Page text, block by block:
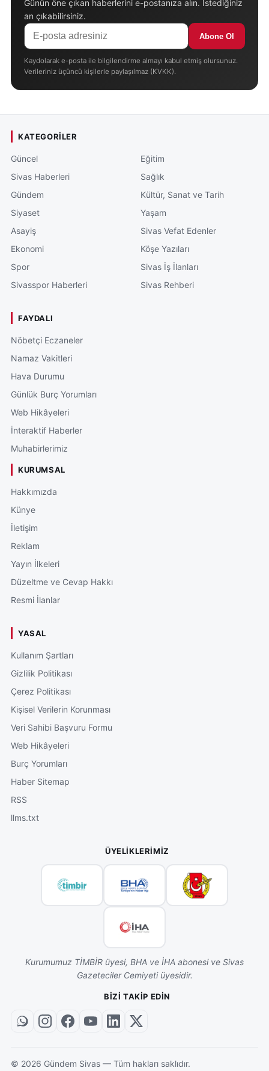
Günün öne çıkan haberlerini e-postanıza alın. İstediğiniz
an çıkabilirsiniz.
Abone Ol
Kaydolarak e-posta ile bilgilendirme almayı kabul etmiş olursunuz.
Verileriniz üçüncü kişilerle paylaşılmaz (KVKK).
KATEGORILER
Güncel
Sivas Haberleri
Gündem
Siyaset
Asayiş
Ekonomi
Spor
Sivasspor Haberleri
Eğitim
Sağlık
Kültür, Sanat ve Tarih
Yaşam
Sivas Vefat Edenler
Köşe Yazıları
Sivas İş İlanları
Sivas Rehberi
FAYDALI
Nöbetçi Eczaneler
Namaz Vakitleri
Hava Durumu
Günlük Burç Yorumları
Web Hikâyeleri
İnteraktif Haberler
Muhabirlerimiz
KURUMSAL
Hakkımızda
Künye
İletişim
Reklam
Yayın İlkeleri
Düzeltme ve Cevap Hakkı
Resmi İlanlar
YASAL
Kullanım Şartları
Gizlilik Politikası
Çerez Politikası
Kişisel Verilerin Korunması
Veri Sahibi Başvuru Formu
Web Hikâyeleri
Burç Yorumları
Haber Sitemap
RSS
llms.txt
ÜYELIKLERIMIZ
Kurumumuz TİMBİR üyesi, BHA ve İHA abonesi ve Sivas
Gazeteciler Cemiyeti üyesidir.
BIZI TAKIP EDIN
© 2026 Gündem Sivas — Tüm hakları saklıdır.